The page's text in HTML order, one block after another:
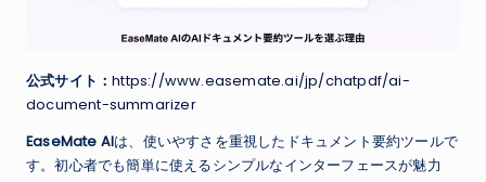
公式サイト：https://www.easemate.ai/jp/chatpdf/ai-
document-summarizer
EaseMate AIは、使いやすさを重視したドキュメント要約ツールで
す。初心者でも簡単に使えるシンプルなインターフェースが魅力